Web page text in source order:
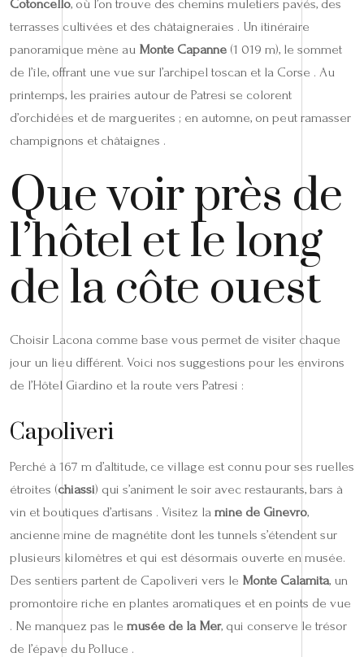
Cotoncello, où l’on trouve des chemins muletiers pavés, des
terrasses cultivées et des châtaigneraies . Un itinéraire
panoramique mène au Monte Capanne (1 019 m), le sommet
de l’île, offrant une vue sur l’archipel toscan et la Corse . Au
printemps, les prairies autour de Patresi se colorent
d’orchidées et de marguerites ; en automne, on peut ramasser
champignons et châtaignes .
Que voir près de
l’hôtel et le long
de la côte ouest
Choisir Lacona comme base vous permet de visiter chaque
jour un lieu différent. Voici nos suggestions pour les environs
de l’Hôtel Giardino et la route vers Patresi :
Capoliveri
Perché à 167 m d’altitude, ce village est connu pour ses ruelles
étroites (chiassi) qui s’animent le soir avec restaurants, bars à
vin et boutiques d’artisans . Visitez la mine de Ginevro,
ancienne mine de magnétite dont les tunnels s’étendent sur
plusieurs kilomètres et qui est désormais ouverte en musée.
Des sentiers partent de Capoliveri vers le Monte Calamita, un
promontoire riche en plantes aromatiques et en points de vue
. Ne manquez pas le musée de la Mer, qui conserve le trésor
de l’épave du Polluce .